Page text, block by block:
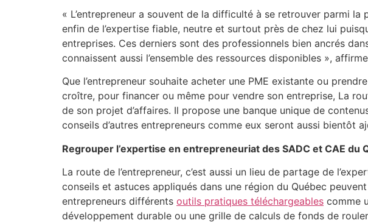
« L’entrepreneur a souvent de la difficulté à se retrouver parmi
enfin de l’expertise fiable, neutre et surtout près de chez lui
entreprises. Ces derniers sont des professionnels bien ancrés
connaissent aussi l’ensemble des ressources disponibles »,
Que l’entrepreneur souhaite acheter une PME existante ou
croître, pour financer ou même pour vendre son entreprise, La
de son projet d’affaires. Il propose une banque unique de
conseils d’autres entrepreneurs comme eux seront aussi bientôt
Regrouper l’expertise en entrepreneuriat des SADC et CAE du
La route de l’entrepreneur, c’est aussi un lieu de partage de
conseils et astuces appliqués dans une région du Québec
entrepreneurs différents outils pratiques téléchargeables comme
développement durable ou une grille de calculs de fonds de